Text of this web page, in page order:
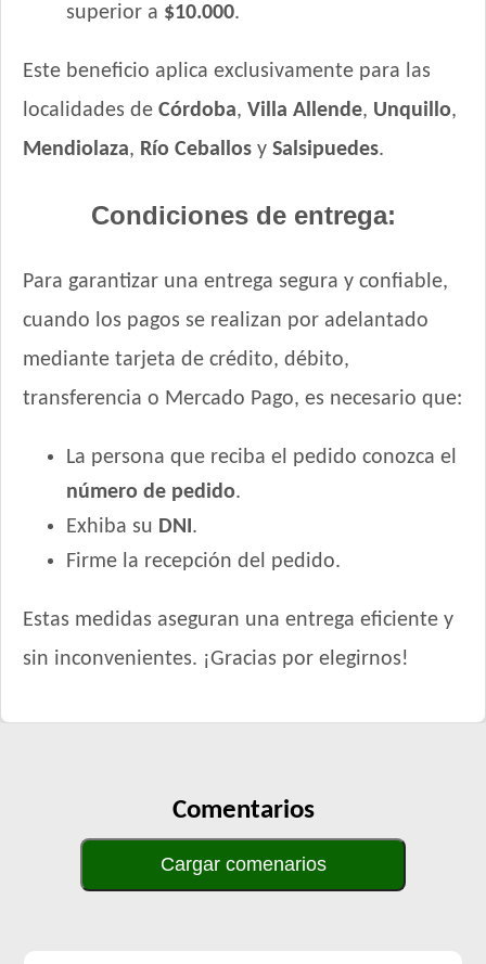
superior a $10.000.
Este beneficio aplica exclusivamente para las
localidades de Córdoba, Villa Allende, Unquillo,
Mendiolaza, Río Ceballos y Salsipuedes.
Condiciones de entrega:
Para garantizar una entrega segura y confiable,
cuando los pagos se realizan por adelantado
mediante tarjeta de crédito, débito,
transferencia o Mercado Pago, es necesario que:
La persona que reciba el pedido conozca el
número de pedido.
Exhiba su DNI .
Firme la recepción del pedido.
Estas medidas aseguran una entrega eficiente y
sin inconvenientes. ¡Gracias por elegirnos!
Comentarios
Cargar comenarios